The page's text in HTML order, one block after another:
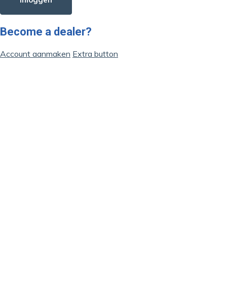
Become a dealer?
Account aanmaken Extra button